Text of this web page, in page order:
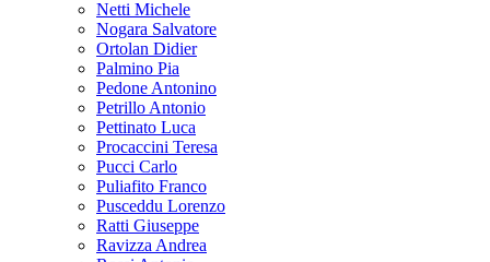
Netti Michele
Nogara Salvatore
Ortolan Didier
Palmino Pia
Pedone Antonino
Petrillo Antonio
Pettinato Luca
Procaccini Teresa
Pucci Carlo
Puliafito Franco
Pusceddu Lorenzo
Ratti Giuseppe
Ravizza Andrea